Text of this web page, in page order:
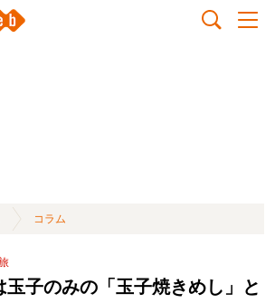
コラム
玉子のみの「玉子焼きめし」と